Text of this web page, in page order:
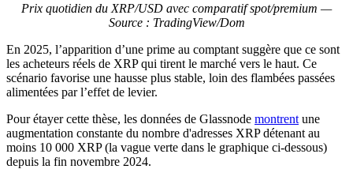
Prix quotidien du XRP/USD avec comparatif spot/premium —
Source : TradingView/Dom
En 2025, l’apparition d’une prime au comptant suggère que ce sont
les acheteurs réels de XRP qui tirent le marché vers le haut. Ce
scénario favorise une hausse plus stable, loin des flambées passées
alimentées par l’effet de levier.
Pour étayer cette thèse, les données de Glassnode montrent une
augmentation constante du nombre d'adresses XRP détenant au
moins 10 000 XRP (la vague verte dans le graphique ci-dessous)
depuis la fin novembre 2024.